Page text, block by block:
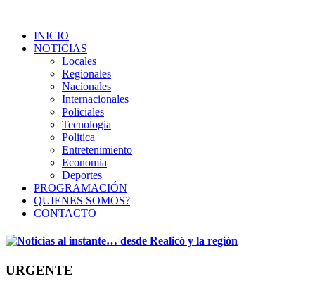
INICIO
NOTICIAS
Locales
Regionales
Nacionales
Internacionales
Policiales
Tecnologia
Politica
Entretenimiento
Economia
Deportes
PROGRAMACIÓN
QUIENES SOMOS?
CONTACTO
URGENTE